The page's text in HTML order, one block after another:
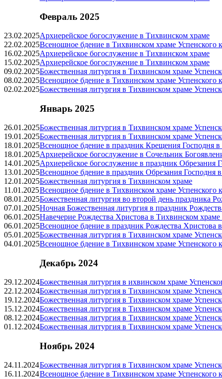
Февраль 2025
23.02.2025Архиерейское богослужение в Тихвинском храме
22.02.2025Всенощное бдение в Тихвинском храме Успенского
16.02.2025Архиерейское богослужение в Тихвинском храме
15.02.2025Архиерейское богослужение в Тихвинском храме
09.02.2025Божественная литургия в Тихвинском храме
08.02.2025Всенощное бдение в Тихвинском храме Успенского
02.02.2025Божественная литургия в Тихвинском храме
Январь 2025
26.01.2025Божественная литургия в Тихвинском храме
19.01.2025Божественная литургия в Тихвинском храме
18.01.2025Всенощное бдение в праздник Крещения Господня
18.01.2025Архиерейское богослужение в Сочельник
14.01.2025Архиерейское богослужение в праздник Обрезания
13.01.2025Всенощное бдение в праздник Обрезания Господня
12.01.2025Божественная литургия в Тихвинском храме
11.01.2025Всенощное бдение в Тихвинском храме Успенского
08.01.2025Божественная литургия во второй день праздника
07.01.2025Ночная Божественная литургия в праздник
06.01.2025Навечерие Рождества Христова в Тихвинском храме
06.01.2025Всенощное бдение в праздник Рождества Христова
05.01.2025Божественная литургия в Тихвинском храме
04.01.2025Всенощное бдение в Тихвинском храме Успенского
Декабрь 2024
29.12.2024Божественная литургия в ихвинском храме
22.12.2024Божественная литургия в Тихвинском храме
19.12.2024Божественная литургия в Тихвинском храме
15.12.2024Божественная литургия в Тихвинском храме
08.12.2024Божественная литургия в Тихвинском храме
01.12.2024Божественная литургия в Тихвинском храме
Ноябрь 2024
24.11.2024Божественная литургия в Тихвинском храме
16.11.2024Всенощное бдение в Тихвинском храме Успенского